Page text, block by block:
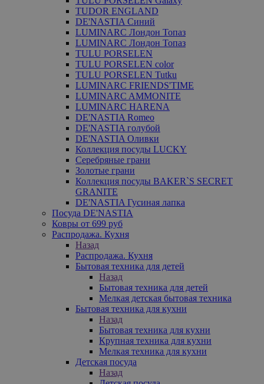
TUDOR ENGLAND
DE'NASTIA Синий
LUMINARC Лондон Топаз
LUMINARC Лондон Топаз
TULU PORSELEN
TULU PORSELEN color
TULU PORSELEN Tutku
LUMINARC FRIENDS'TIME
LUMINARC AMMONITE
LUMINARC HARENA
DE'NASTIA Romeo
DE'NASTIA голубой
DE'NASTIA Оливки
Коллекция посуды LUCKY
Серебряные грани
Золотые грани
Коллекция посуды BAKER`S SECRET
GRANITE
DE'NASTIA Гусиная лапка
Посуда DE'NASTIA
Ковры от 699 руб
Распродажа. Кухня
Назад
Распродажа. Кухня
Бытовая техника для детей
Назад
Бытовая техника для детей
Мелкая детская бытовая техника
Бытовая техника для кухни
Назад
Бытовая техника для кухни
Крупная техника для кухни
Мелкая техника для кухни
Детская посуда
Назад